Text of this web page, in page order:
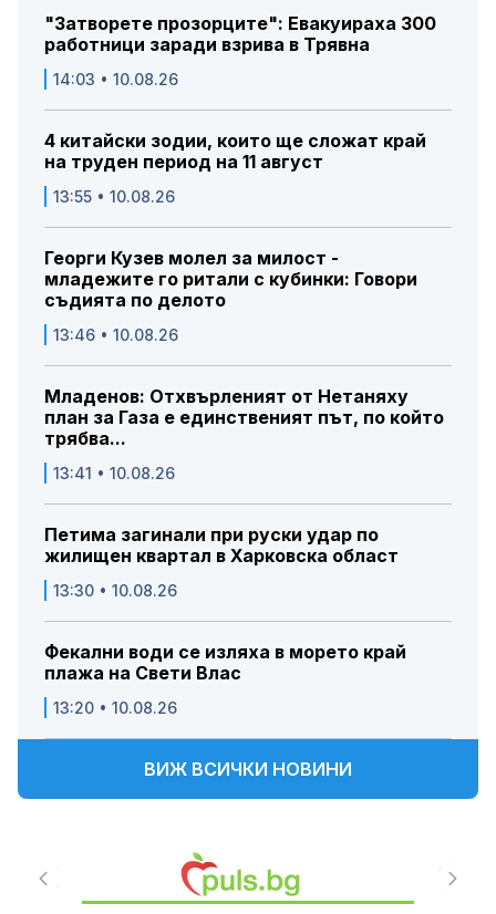
"Затворете прозорците": Евакуираха 300
работници заради взрива в Трявна
14:03 • 10.08.26
4 китайски зодии, които ще сложат край
на труден период на 11 август
13:55 • 10.08.26
Георги Кузев молел за милост -
младежите го ритали с кубинки: Говори
съдията по делото
13:46 • 10.08.26
Младенов: Отхвърленият от Нетаняху
план за Газа е единственият път, по който
трябва...
13:41 • 10.08.26
Петима загинали при руски удар по
жилищен квартал в Харковска област
13:30 • 10.08.26
Фекални води се изляха в морето край
плажа на Свети Влас
13:20 • 10.08.26
ВИЖ ВСИЧКИ НОВИНИ